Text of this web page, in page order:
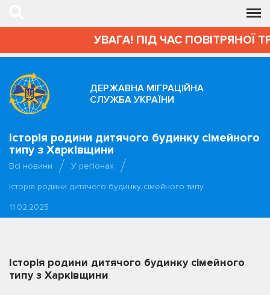
УВАГА! ПІД ЧАС ПОВІТРЯНОЇ
ДЕРЖАВНА МІГРАЦІЙНА
СЛУЖБА УКРАЇНИ
Історія родини дитячого будинку сімейного
типу з Харківщини
Всі новини
У регіонах
Історія родини дитячого будинку сімейного типу…
11.02.2025
Історія родини дитячого будинку сімейного
типу з Харківщини